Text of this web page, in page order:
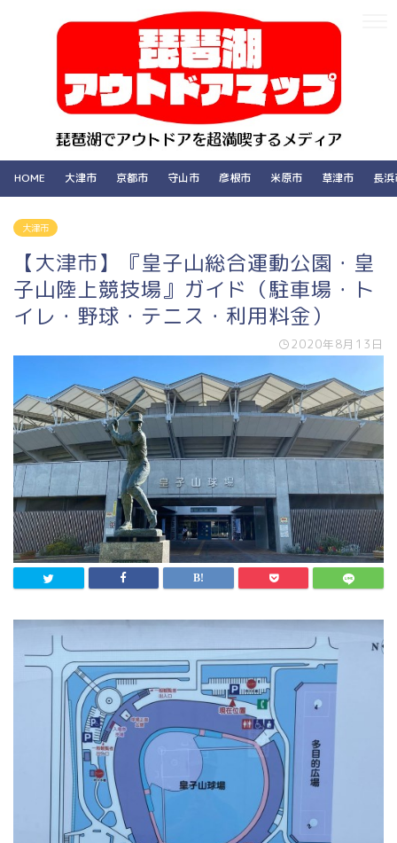
HOME 大津市 京都市 守山市 彦根市 米原市 草津市 長
大津市
【大津市】『皇子山総合運動公園・皇
子山陸上競技場』ガイド（駐車場・ト
イレ・野球・テニス・利用料金）
2020年8月13日